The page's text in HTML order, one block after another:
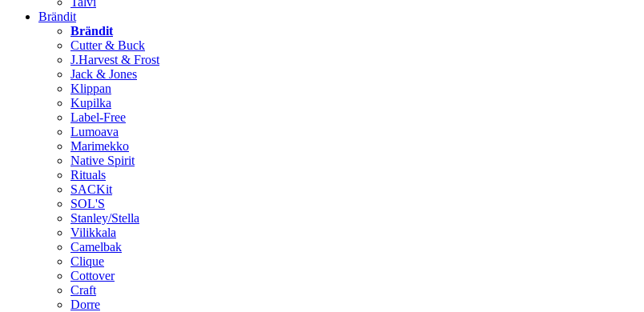
Brändit
Brändit
Cutter & Buck
J.Harvest & Frost
Jack & Jones
Klippan
Kupilka
Label-Free
Lumoava
Marimekko
Native Spirit
Rituals
SACKit
SOL'S
Stanley/Stella
Vilikkala
Camelbak
Clique
Cottover
Craft
Dorre